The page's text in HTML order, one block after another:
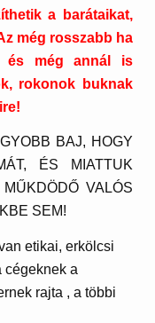
a barátaikat,
még rosszabb ha
és még annál is
rokonok buknak
BAJ, HOGY
ÉS MIATTUK
VALÓS
SEM!
etikai, erkölcsi
cégeknek a
rajta , a többi